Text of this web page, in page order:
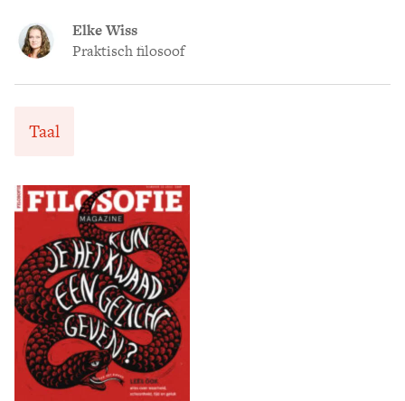
Elke Wiss
Praktisch filosoof
Taal